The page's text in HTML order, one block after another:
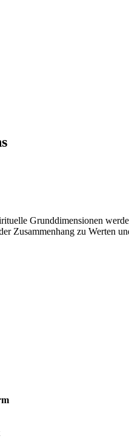
Grunddimensionen
Zusammenhang zu Werten